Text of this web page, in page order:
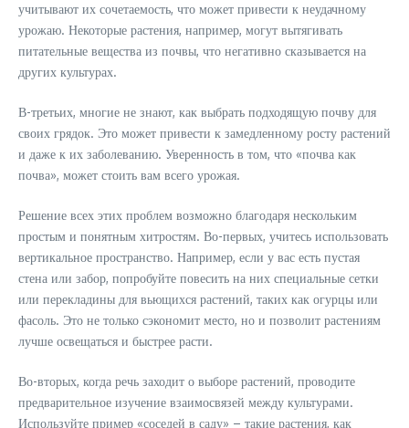
учитывают их сочетаемость, что может привести к неудачному
урожаю. Некоторые растения, например, могут вытягивать
питательные вещества из почвы, что негативно сказывается на
других культурах.
В-третьих, многие не знают, как выбрать подходящую почву для
своих грядок. Это может привести к замедленному росту растений
и даже к их заболеванию. Уверенность в том, что «почва как
почва», может стоить вам всего урожая.
Решение всех этих проблем возможно благодаря нескольким
простым и понятным хитростям. Во-первых, учитесь использовать
вертикальное пространство. Например, если у вас есть пустая
стена или забор, попробуйте повесить на них специальные сетки
или перекладины для вьющихся растений, таких как огурцы или
фасоль. Это не только сэкономит место, но и позволит растениям
лучше освещаться и быстрее расти.
Во-вторых, когда речь заходит о выборе растений, проводите
предварительное изучение взаимосвязей между культурами.
Используйте пример «соседей в саду» – такие растения, как